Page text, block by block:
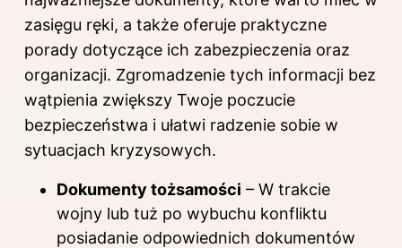
zasięgu ręki, a także oferuje praktyczne
porady dotyczące ich zabezpieczenia oraz
organizacji. Zgromadzenie tych informacji bez
wątpienia zwiększy Twoje poczucie
bezpieczeństwa i ułatwi radzenie sobie w
sytuacjach kryzysowych.
Dokumenty tożsamości – W trakcie
wojny lub tuż po wybuchu konfliktu
posiadanie odpowiednich dokumentów